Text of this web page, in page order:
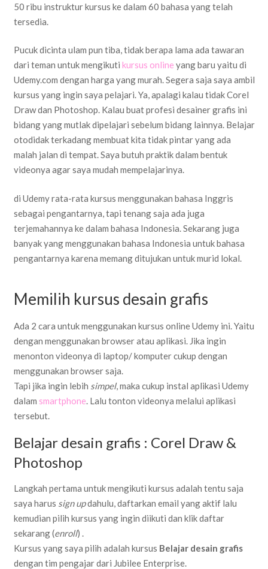
50 ribu instruktur kursus ke dalam 60 bahasa yang telah
tersedia.
Pucuk dicinta ulam pun tiba, tidak berapa lama ada tawaran
dari teman untuk mengikuti kursus online yang baru yaitu di
Udemy.com dengan harga yang murah. Segera saja saya ambil
kursus yang ingin saya pelajari. Ya, apalagi kalau tidak Corel
Draw dan Photoshop. Kalau buat profesi desainer grafis ini
bidang yang mutlak dipelajari sebelum bidang lainnya. Belajar
otodidak terkadang membuat kita tidak pintar yang ada
malah jalan di tempat. Saya butuh praktik dalam bentuk
videonya agar saya mudah mempelajarinya.
di Udemy rata-rata kursus menggunakan bahasa Inggris
sebagai pengantarnya, tapi tenang saja ada juga
terjemahannya ke dalam bahasa Indonesia. Sekarang juga
banyak yang menggunakan bahasa Indonesia untuk bahasa
pengantarnya karena memang ditujukan untuk murid lokal.
Memilih kursus desain grafis
Ada 2 cara untuk menggunakan kursus online Udemy ini. Yaitu
dengan menggunakan browser atau aplikasi. Jika ingin
menonton videonya di laptop/ komputer cukup dengan
menggunakan browser saja.
Tapi jika ingin lebih simpel, maka cukup instal aplikasi Udemy
dalam smartphone. Lalu tonton videonya melalui aplikasi
tersebut.
Belajar desain grafis : Corel Draw &
Photoshop
Langkah pertama untuk mengikuti kursus adalah tentu saja
saya harus sign updahulu, daftarkan email yang aktif lalu
kemudian pilih kursus yang ingin diikuti dan klik daftar
sekarang (enroll) .
Kursus yang saya pilih adalah kursus Belajar desain grafis
dengan tim pengajar dari Jubilee Enterprise.